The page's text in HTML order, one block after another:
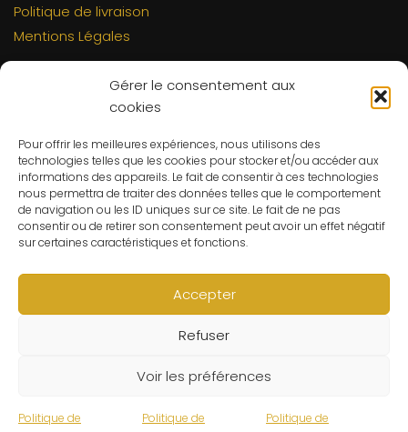
Gérer le consentement aux
cookies
Pour offrir les meilleures expériences, nous utilisons des
technologies telles que les cookies pour stocker et/ou accéder aux
informations des appareils. Le fait de consentir à ces technologies
nous permettra de traiter des données telles que le comportement
de navigation ou les ID uniques sur ce site. Le fait de ne pas
consentir ou de retirer son consentement peut avoir un effet négatif
sur certaines caractéristiques et fonctions.
Accepter
Refuser
Voir les préférences
Politique de Politique de Politique de
Politique de livraison
Mentions Légales
Contact
C.G.V
Suivre ma commande
CONTACT
Un problème ? Une question ? Le Refuge du Sorcier™ est
à votre disposition 7j/7 et 24h/24.
Notre règle d’or ? Un client 100% satisfait.
© Le Refuge du Sorcier™